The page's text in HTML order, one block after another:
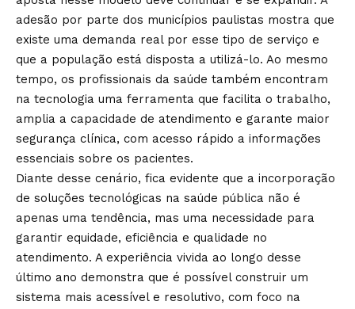
adesão por parte dos municípios paulistas mostra que
existe uma demanda real por esse tipo de serviço e
que a população está disposta a utilizá-lo. Ao mesmo
tempo, os profissionais da saúde também encontram
na tecnologia uma ferramenta que facilita o trabalho,
amplia a capacidade de atendimento e garante maior
segurança clínica, com acesso rápido a informações
essenciais sobre os pacientes.
Diante desse cenário, fica evidente que a incorporação
de soluções tecnológicas na saúde pública não é
apenas uma tendência, mas uma necessidade para
garantir equidade, eficiência e qualidade no
atendimento. A experiência vivida ao longo desse
último ano demonstra que é possível construir um
sistema mais acessível e resolutivo, com foco na